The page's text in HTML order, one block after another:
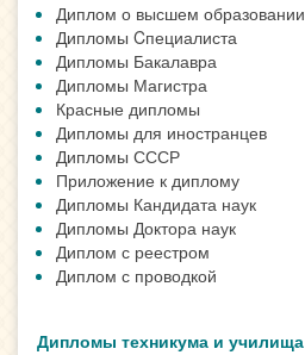
Диплом о высшем образовании
Дипломы Cпециалиста
Дипломы Бакалавра
Дипломы Магистра
Красные дипломы
Дипломы для иностранцев
Дипломы СССР
Приложение к диплому
Дипломы Кандидата наук
Дипломы Доктора наук
Диплом с реестром
Диплом с проводкой
Дипломы техникума и училища